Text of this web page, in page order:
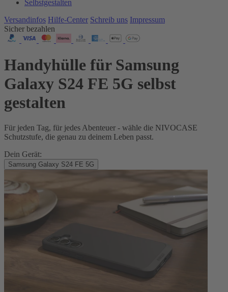
Selbstgestalten
Versandinfos Hilfe-Center Schreib uns Impressum
Sicher bezahlen
Handyhülle für Samsung
Galaxy S24 FE 5G selbst
gestalten
Für jeden Tag, für jedes Abenteuer - wähle die NIVOCASE
Schutzstufe, die genau zu deinem Leben passt.
Dein Gerät:
Samsung Galaxy S24 FE 5G